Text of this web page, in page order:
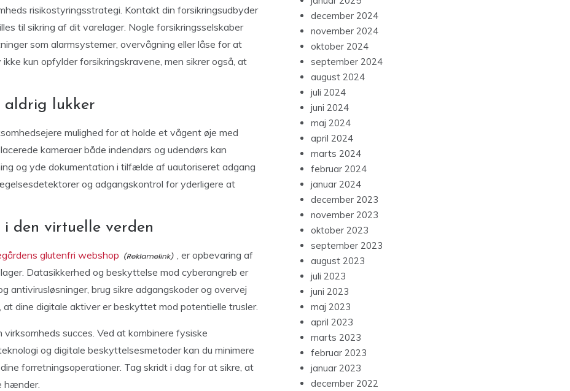
risikostyringsstrategi. Kontakt din forsikringsudbyder
til sikring af dit varelager. Nogle forsikringsselskaber
som alarmsystemer, overvågning eller låse for at
kun opfylder forsikringskravene, men sikrer også, at
aldrig lukker
mulighed for at holde et vågent øje med
kameraer både indendørs og udendørs kan
og yde dokumentation i tilfælde af uautoriseret adgang
og adgangskontrol for yderligere at
i den virtuelle verden
glutenfri webshop
, er opbevaring af
Datasikkerhed og beskyttelse mod cyberangreb er
antivirusløsninger, brug sikre adgangskoder og overvej
dine digitale aktiver er beskyttet mod potentielle trusler.
succes. Ved at kombinere fysiske
og digitale beskyttelsesmetoder kan du minimere
forretningsoperationer. Tag skridt i dag for at sikre, at
hænder.
december 2024
november 2024
oktober 2024
september 2024
august 2024
juli 2024
juni 2024
maj 2024
april 2024
marts 2024
februar 2024
januar 2024
december 2023
november 2023
oktober 2023
september 2023
august 2023
juli 2023
juni 2023
maj 2023
april 2023
marts 2023
februar 2023
januar 2023
december 2022